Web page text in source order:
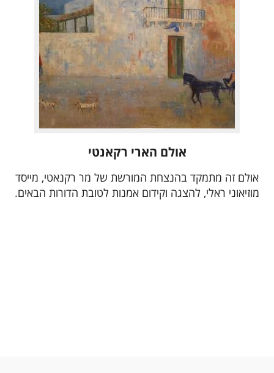
אולם הארי רקאנטי
אולם זה מתמקד בהנצחת המורשת של מר רקנאטי, מייסד
מוזיאוני ראלי, להצגה וקידום אמנות לטובת הדורות הבאים.